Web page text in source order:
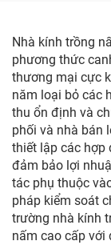
Nhà kính trồng
phương thức
thương mại cực
năm loại bỏ các
thu ổn định và
phối và nhà bán
thiết lập các hợp
đảm bảo lợi
tác phụ thuộc
pháp kiểm soát
trường nhà kính
nấm cao cấp với